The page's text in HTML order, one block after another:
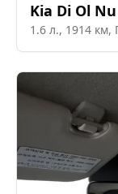
Kia Di Ol
1.6 л., 1914 км,